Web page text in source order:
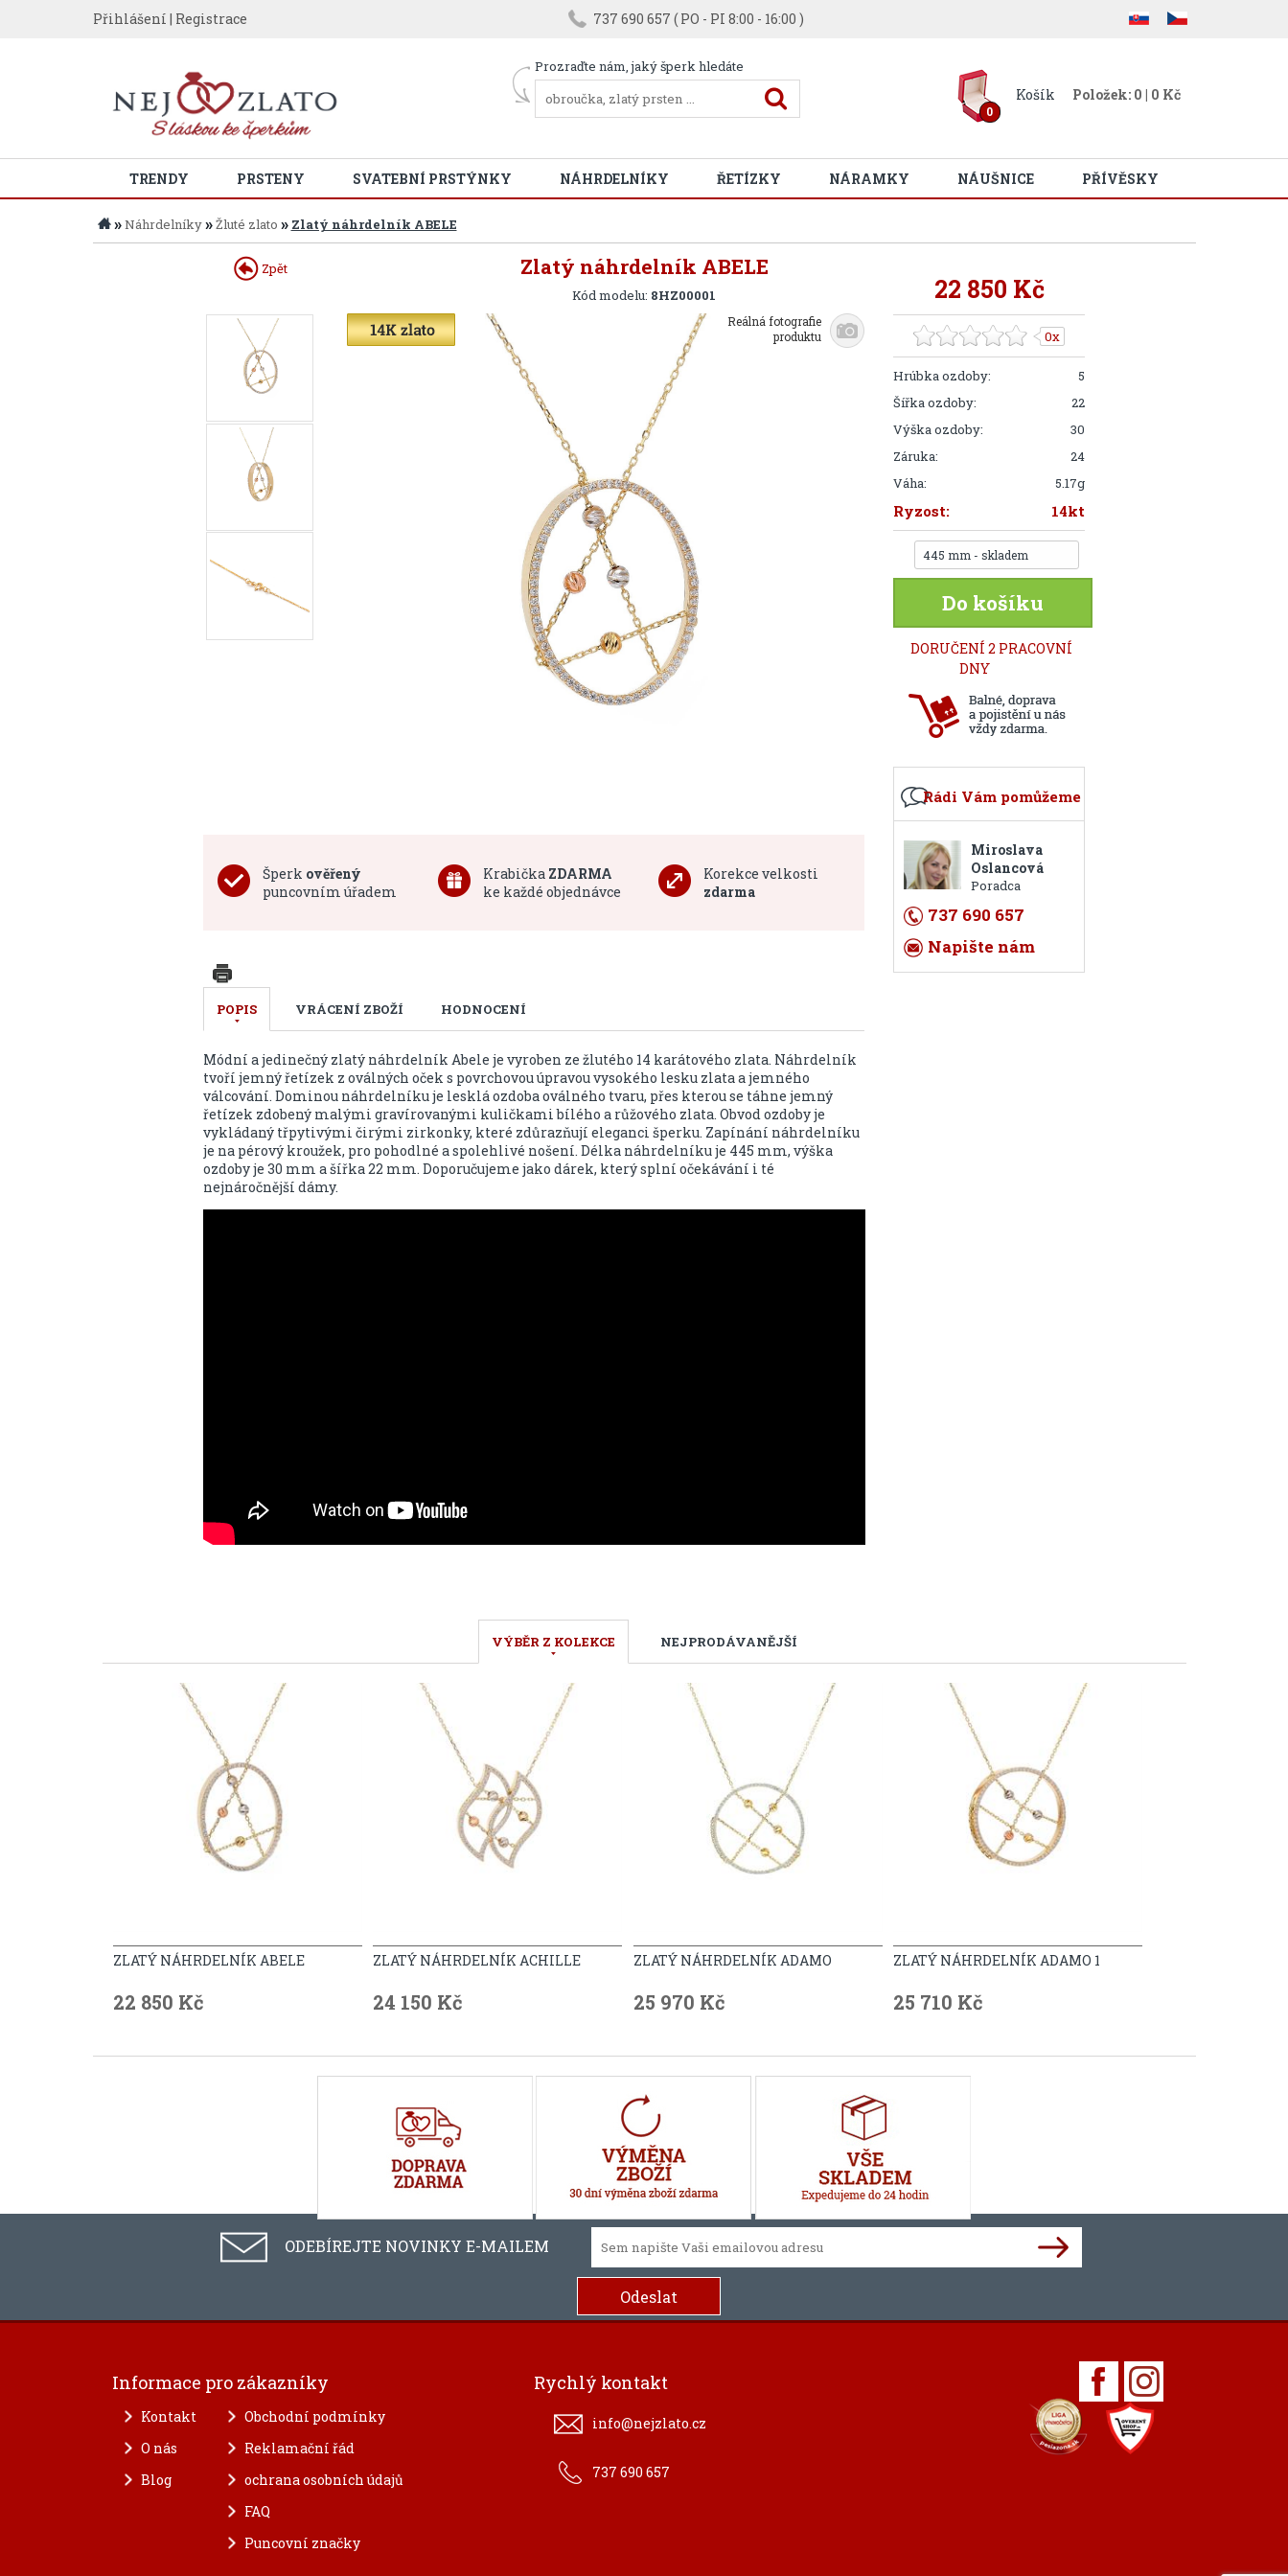
Přihlášení | Registrace 737 690 657 ( PO - PI 8:00 - 16:00 )
Prozraďte nám, jaký šperk hledáte
0
Košík Položek: 0 | 0 Kč
TRENDY PRSTENY SVATEBNÍ PRSTÝNKY NÁHRDELNÍKY ŘETÍZKY NÁRAMKY NÁUŠNICE PŘÍVĚSKY
»Náhrdelníky»Žluté zlato » Zlatý náhrdelník ABELE
Zlatý náhrdelník ABELE
Kód modelu: 8HZ00001
Zpět
Reálná fotografie
produktu
Šperk ověřený
puncovním úřadem
Krabička ZDARMA
ke každé objednávce
Korekce velkosti
zdarma
POPIS VRÁCENÍ ZBOŽÍ HODNOCENÍ
Módní a jedinečný zlatý náhrdelník Abele je vyroben ze žlutého 14 karátového zlata. Náhrdelník
tvoří jemný řetízek z oválných oček s povrchovou úpravou vysokého lesku zlata a jemného
válcování. Dominou náhrdelníku je lesklá ozdoba oválného tvaru, přes kterou se táhne jemný
řetízek zdobený malými gravírovanými kuličkami bílého a růžového zlata. Obvod ozdoby je
vykládaný třpytivými čirými zirkonky, které zdůrazňují eleganci šperku. Zapínání náhrdelníku
je na pérový kroužek, pro pohodlné a spolehlivé nošení. Délka náhrdelníku je 445 mm, výška
ozdoby je 30 mm a šířka 22 mm. Doporučujeme jako dárek, který splní očekávání i té
nejnáročnější dámy.
22 850 Kč
0x
Hrúbka ozdoby:
5
Šířka ozdoby:
22
Výška ozdoby:
30
Záruka:
24
Váha:
5.17g
Ryzost: 14kt
445 mm - skladem
Do košíku
DORUČENÍ 2 PRACOVNÍ
DNY
Rádi Vám pomůžeme
Miroslava
Oslancová
Poradca
737 690 657
Napište nám
VÝBĚR Z KOLEKCE NEJPRODÁVANĚJŠÍ
ZLATÝ NÁHRDELNÍK ABELE
22 850 Kč
ZLATÝ NÁHRDELNÍK ACHILLE
24 150 Kč
ZLATÝ NÁHRDELNÍK ADAMO
25 970 Kč
ZLATÝ NÁHRDELNÍK ADAMO 1
25 710 Kč
ODEBÍREJTE NOVINKY E-MAILEM
Informace pro zákazníky
Kontakt
O nás
Blog
Obchodní podmínky
Reklamační řád
ochrana osobních údajů
FAQ
Puncovní značky
Rychlý kontakt
info@nejzlato.cz
737 690 657